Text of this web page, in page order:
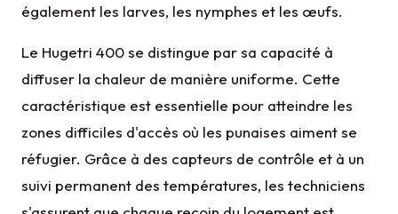
également les larves, les nymphes et les œufs.
Le Hugetri 400 se distingue par sa capacité à
diffuser la chaleur de manière uniforme. Cette
caractéristique est essentielle pour atteindre les
zones difficiles d'accès où les punaises aiment se
réfugier. Grâce à des capteurs de contrôle et à un
suivi permanent des températures, les techniciens